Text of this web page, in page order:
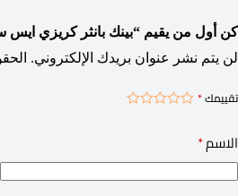
كن أول من يقيم “بينك بانثر كريزي ايس سولت
لن يتم نشر عنوان بريدك الإلكتروني.
تقييمك*
الاسم*